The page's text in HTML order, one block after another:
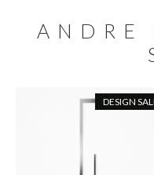
ANDRE
DESIGN